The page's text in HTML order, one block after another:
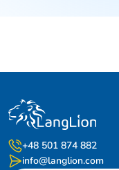
+48 501 874 882
info@langlion.com